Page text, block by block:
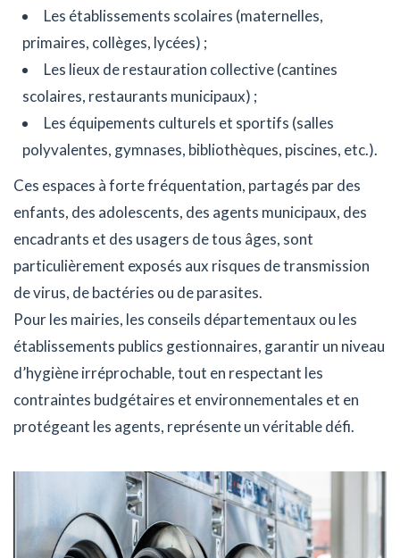
Les établissements scolaires (maternelles,
primaires, collèges, lycées) ;
Les lieux de restauration collective (cantines
scolaires, restaurants municipaux) ;
Les équipements culturels et sportifs (salles
polyvalentes, gymnases, bibliothèques, piscines, etc.).
Ces espaces à forte fréquentation, partagés par des
enfants, des adolescents, des agents municipaux, des
encadrants et des usagers de tous âges, sont
particulièrement exposés aux risques de transmission
de virus, de bactéries ou de parasites.
Pour les mairies, les conseils départementaux ou les
établissements publics gestionnaires, garantir un niveau
d’hygiène irréprochable, tout en respectant les
contraintes budgétaires et environnementales et en
protégeant les agents, représente un véritable défi.